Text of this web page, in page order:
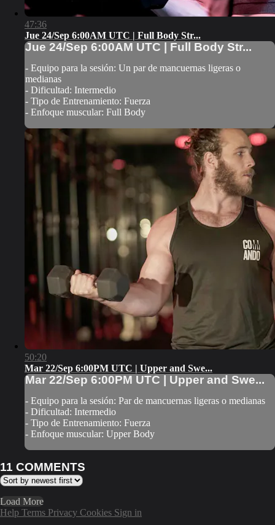
47:36
Jue 24/Sep 6:00AM UTC | Full Body Str...
Jue 24/Sep 6:00AM UTC | Full Body Str...
- Equipo para la sesión: Un par de mancuernas ligeras o
medianas
- Dificultad: Intermedio
- Tipo de Entrenamiento: Fuerza
- Enfoque muscular: Full Body
50:20
Mar 22/Sep 6:00PM UTC | Upper and Swe...
Mar 22/Sep 6:00PM UTC | Upper and Swe...
- Equipo para la sesión: Par de mancuernas ligeras o medianas
- Dificultad: Intermedio
- Tipo de Entrenamiento: Fuerza
- Enfoque muscular: Upper Body
11 COMMENTS
Load More
Help Terms Privacy Cookies Sign in